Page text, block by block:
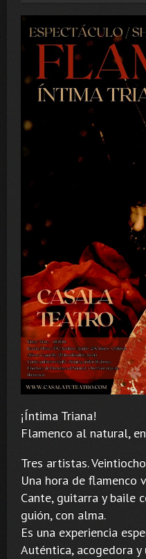
¡Íntima Triana!
Flamenco al natural,
Tres artistas.
Una hora de flamenco
Cante, guitarra y baile
guión, con alma.
Es una experiencia
Auténtica, acogedora